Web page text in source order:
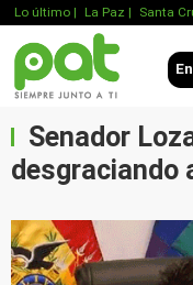
Lo último | La Paz | Santa
Senador
desgraciando